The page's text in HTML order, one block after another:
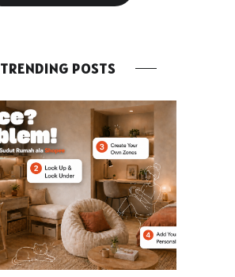
TRENDING POSTS